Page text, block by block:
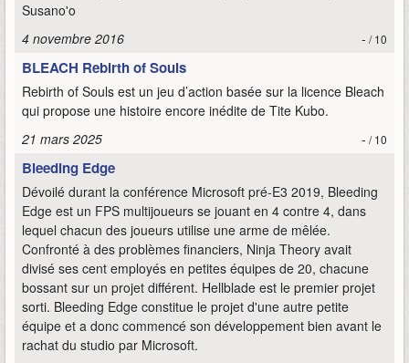
Susano'o
4 novembre 2016
- / 10
BLEACH Rebirth of Souls
Rebirth of Souls est un jeu d’action basée sur la licence Bleach
qui propose une histoire encore inédite de Tite Kubo.
21 mars 2025
- / 10
Bleeding Edge
Dévoilé durant la conférence Microsoft pré-E3 2019, Bleeding
Edge est un FPS multijoueurs se jouant en 4 contre 4, dans
lequel chacun des joueurs utilise une arme de mêlée.
Confronté à des problèmes financiers, Ninja Theory avait
divisé ses cent employés en petites équipes de 20, chacune
bossant sur un projet différent. Hellblade est le premier projet
sorti. Bleeding Edge constitue le projet d'une autre petite
équipe et a donc commencé son développement bien avant le
rachat du studio par Microsoft.